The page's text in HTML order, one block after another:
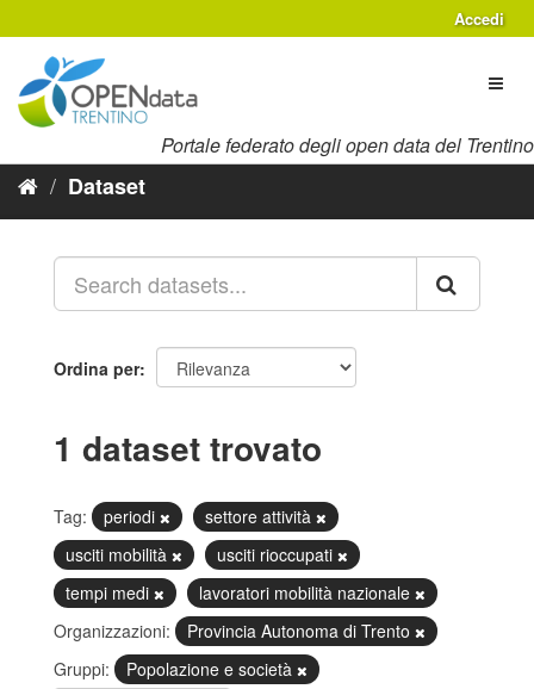
al
contenuto
Accedi
Portale federato degli open data del Trentino
Dataset
Ordina per
1 dataset trovato
Tag: periodi
settore attività
usciti mobilità
usciti rioccupati
tempi medi
lavoratori mobilità nazionale
Organizzazioni:
Provincia Autonoma di Trento
Gruppi:
Popolazione e società